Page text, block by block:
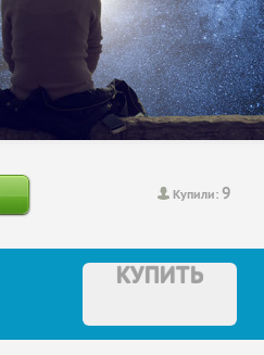
Купили:9
КУПИТЬ